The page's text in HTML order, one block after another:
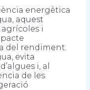
energètica
aquest
i
del rendiment.
evita
i, al
de les